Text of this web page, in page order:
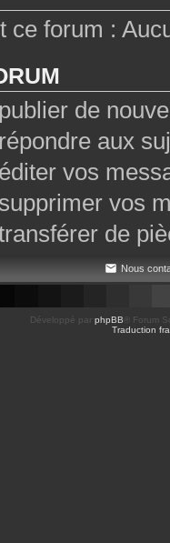
ce forum :
publier de
répondre aux
éditer vos
supprimer vos
de
Nous
Développé par phpBB ® Forum
Traduction